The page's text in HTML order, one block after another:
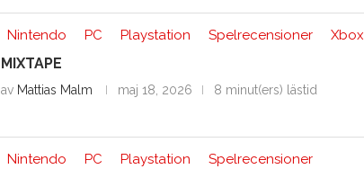
Nintendo PC Playstation Spelrecensioner Xbox
MIXTAPE
av Mattias Malm maj 18, 2026 8 minut(ers) lästid
Nintendo PC Playstation Spelrecensioner